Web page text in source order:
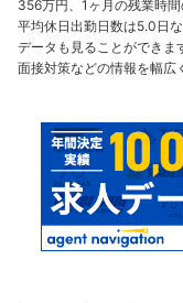
356万円、1ヶ月の残業時
平均休日出勤日数は5.0日
データも見ることができま
面接対策などの情報を幅広